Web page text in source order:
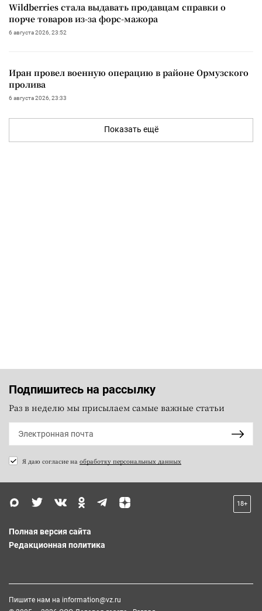
Wildberries стала выдавать продавцам справки о
порче товаров из-за форс-мажора
6 августа 2026, 23:52
Иран провел военную операцию в районе Ормузского
пролива
6 августа 2026, 23:33
Показать ещё
Подпишитесь на рассылку
Раз в неделю мы присылаем самые важные статьи
Я даю согласие на обработку персональных данных
18+
Полная версия сайта
Редакционная политика
Пишите нам на information@vz.ru